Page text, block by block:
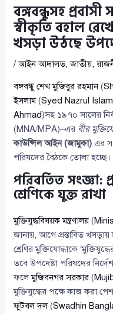
বঙ্গবন্ধুসহ
স্বীকৃতি বহাল
খসড়া উঠছে
/আইন আদালত,জাতীয়,
বঙ্গবন্ধু শেখ মুজিবুর রহমান(
ইসলাম(Syed Nazrul Islam
Ahmad)সহ ১৯৭০ সালের
(MNA/MPA)–এর বীর
কাউন্সিল আইন (জামুকা) এর
পরিষদের বৈঠকে তোলা হচ্ছে।
পরিবর্তিত সংজ্ঞা:
শ্রেণিকে যুক্ত রাখা
মুক্তিযুদ্ধবিষয়ক মন্ত্রণালয় (
জানায়, আগে প্রস্তাবিত খসড়ায়
শ্রেণির মুক্তিযোদ্ধাকে
তবে উপদেষ্টা পরিষদের
ফলেমুজিবনগর সরকার (
মুক্তিযুদ্ধের পক্ষে কাজ করা
ফুটবল দল(Swadhin